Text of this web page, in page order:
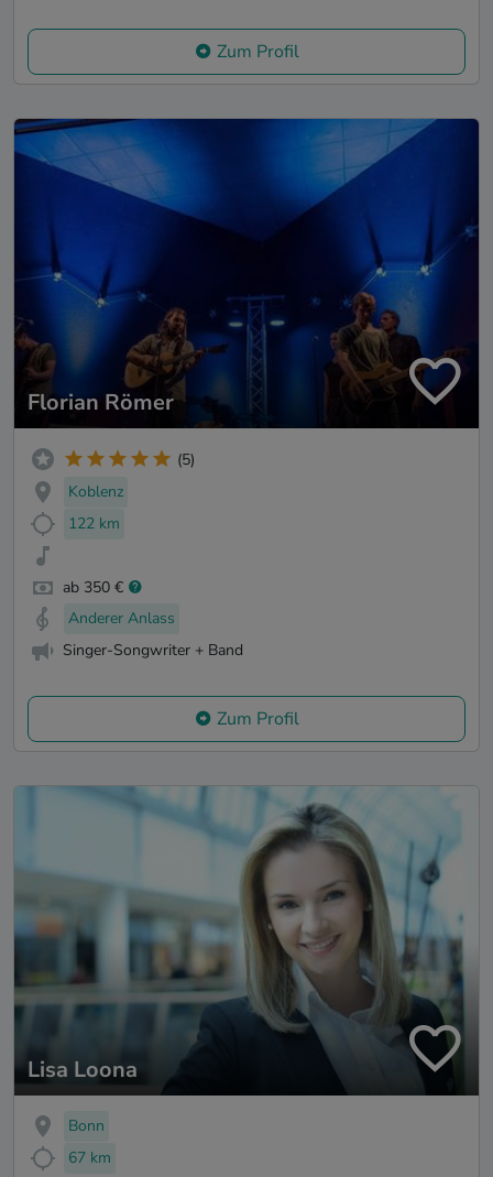
Zum Profil
Florian Römer
(5)
Koblenz
122 km
ab 350 €
Anderer Anlass
Singer-Songwriter + Band
Zum Profil
Lisa Loona
Bonn
67 km